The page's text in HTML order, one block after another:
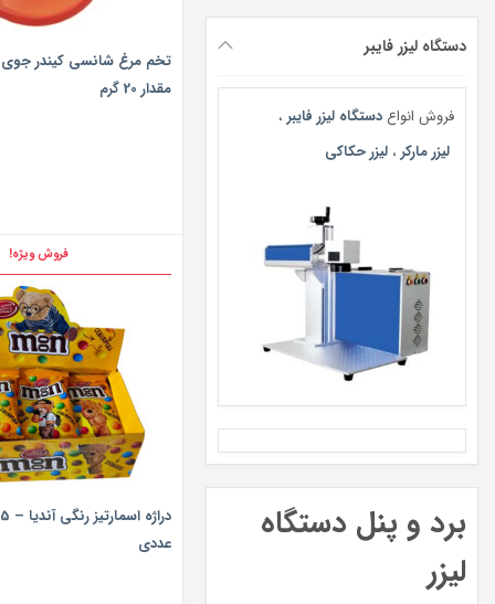
دستگاه لیزر فایبر
فروش انواع دستگاه لیزر فایبر ،
لیزر مارکر ، لیزر حکاکی
برد و پنل دستگاه
لیزر
مقدار 20 گرم
فروش ویژه!
عددی